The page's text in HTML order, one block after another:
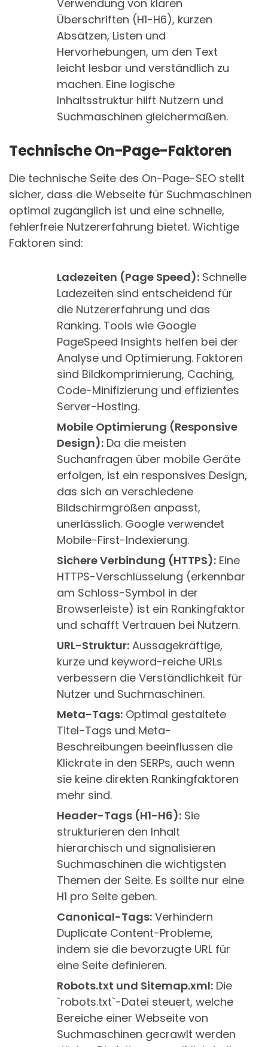
Verwendung von klaren
Überschriften (H1-H6), kurzen
Absätzen, Listen und
Hervorhebungen, um den Text
leicht lesbar und verständlich zu
machen. Eine logische
Inhaltsstruktur hilft Nutzern und
Suchmaschinen gleichermaßen.
Technische On-Page-Faktoren
Die technische Seite des On-Page-SEO stellt
sicher, dass die Webseite für Suchmaschinen
optimal zugänglich ist und eine schnelle,
fehlerfreie Nutzererfahrung bietet. Wichtige
Faktoren sind:
Ladezeiten (Page Speed): Schnelle
Ladezeiten sind entscheidend für
die Nutzererfahrung und das
Ranking. Tools wie Google
PageSpeed Insights helfen bei der
Analyse und Optimierung. Faktoren
sind Bildkomprimierung, Caching,
Code-Minifizierung und effizientes
Server-Hosting.
Mobile Optimierung (Responsive
Design): Da die meisten
Suchanfragen über mobile Geräte
erfolgen, ist ein responsives Design,
das sich an verschiedene
Bildschirmgrößen anpasst,
unerlässlich. Google verwendet
Mobile-First-Indexierung.
Sichere Verbindung (HTTPS): Eine
HTTPS-Verschlüsselung (erkennbar
am Schloss-Symbol in der
Browserleiste) ist ein Rankingfaktor
und schafft Vertrauen bei Nutzern.
URL-Struktur: Aussagekräftige,
kurze und keyword-reiche URLs
verbessern die Verständlichkeit für
Nutzer und Suchmaschinen.
Meta-Tags: Optimal gestaltete
Titel-Tags und Meta-
Beschreibungen beeinflussen die
Klickrate in den SERPs, auch wenn
sie keine direkten Rankingfaktoren
mehr sind.
Header-Tags (H1-H6): Sie
strukturieren den Inhalt
hierarchisch und signalisieren
Suchmaschinen die wichtigsten
Themen der Seite. Es sollte nur eine
H1 pro Seite geben.
Canonical-Tags: Verhindern
Duplicate Content-Probleme,
indem sie die bevorzugte URL für
eine Seite definieren.
Robots.txt und Sitemap.xml: Die
`robots.txt`-Datei steuert, welche
Bereiche einer Webseite von
Suchmaschinen gecrawlt werden